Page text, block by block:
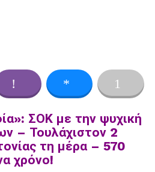
ΣΟΚ με την ψυχική
– Τουλάχιστον 2
τη μέρα – 570
χρόνο!